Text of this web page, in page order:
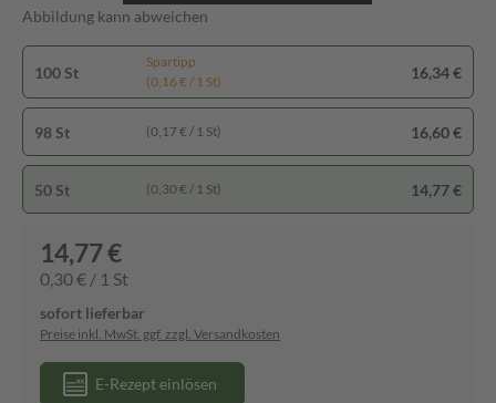
Abbildung kann abweichen
100 St
Spartipp
(0,16 € / 1 St)
16,34 €
98 St (0,17 € / 1 St) 16,60 €
50 St (0,30 € / 1 St) 14,77 €
14,77 €
0,30 € / 1 St
sofort lieferbar
Preise inkl. MwSt. ggf. zzgl. Versandkosten
E-Rezept einlösen